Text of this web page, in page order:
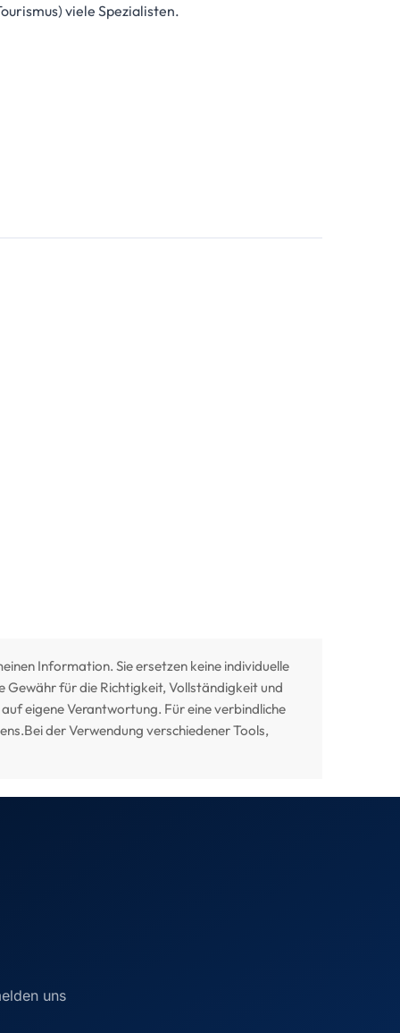
viele Spezialisten.
Information. Sie ersetzen keine individuelle
für die Richtigkeit, Vollständigkeit und
eigene Verantwortung. Für eine verbindliche
der Verwendung verschiedener Tools,
uns